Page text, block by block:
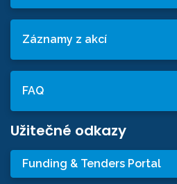
Záznamy z akcí
FAQ
Užitečné odkazy
Funding & Tenders Portal